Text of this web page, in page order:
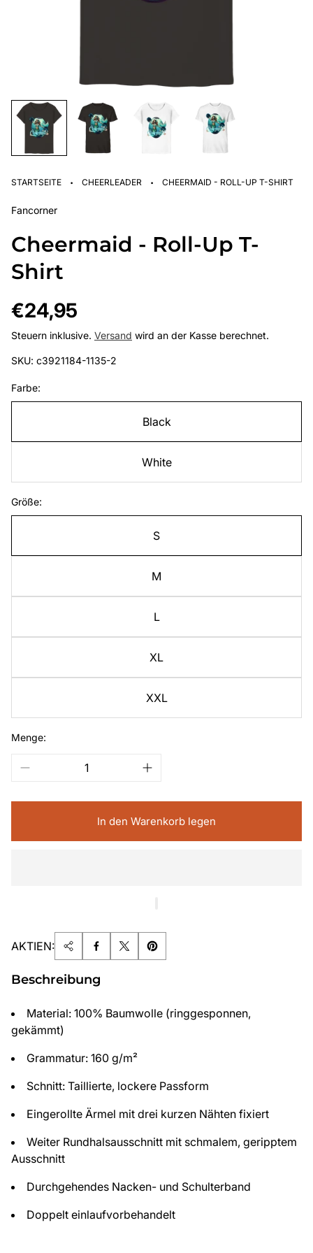
STARTSEITE · CHEERLEADER · CHEERMAID - ROLL-UP T-SHIRT
Fancorner
Cheermaid - Roll-Up T-
Shirt
Regulärer
Preis
€24,95
Steuern inklusive. Versand wird an der Kasse berechnet.
SKU: c3921184-1135-2
Farbe:
Black
White
Größe:
S
M
L
XL
XXL
Menge:
In den Warenkorb legen
AKTIEN:
Beschreibung
Material: 100% Baumwolle (ringgesponnen,
gekämmt)
Grammatur: 160 g/m²
Schnitt: Taillierte, lockere Passform
Eingerollte Ärmel mit drei kurzen Nähten fixiert
Weiter Rundhalsausschnitt mit schmalem, geripptem
Ausschnitt
Durchgehendes Nacken- und Schulterband
Doppelt einlaufvorbehandelt